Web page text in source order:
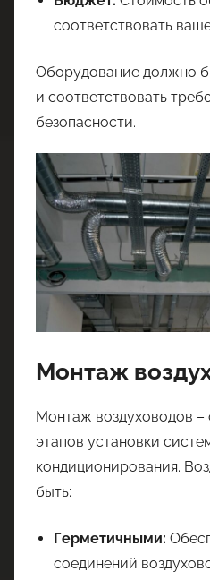
соответствовать
Оборудование должно
и соответствовать
безопасности.
Монтаж
Монтаж воздуховодов
этапов установки
кондиционирования.
быть:
Герметичными:
соединений